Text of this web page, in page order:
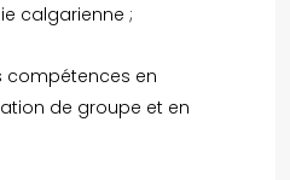
calgarienne ;
compétences en
de groupe et en